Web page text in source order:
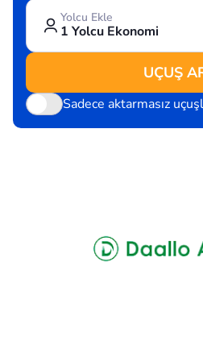
Yolcu Ekle
1 Yolcu Ekonomi
UÇUŞ
Sadece aktarmasız